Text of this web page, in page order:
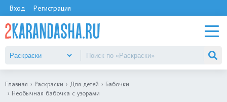
Вход Регистрация
Главная Раскраски Для детей
Бабочки
Необычная бабочка с узорами